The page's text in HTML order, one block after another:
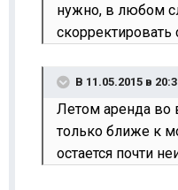
нужно, в любом
скорректировать
В 11.05.2015 в
Летом аренда во
только ближе к
остается почти